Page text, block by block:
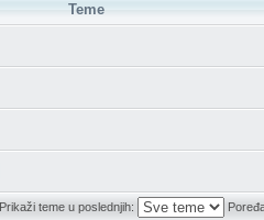
Teme
Prikaži teme u poslednjih: